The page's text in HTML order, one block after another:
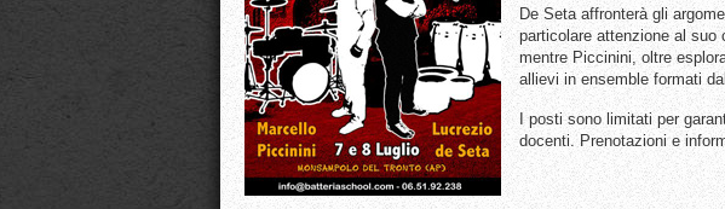
De Seta affronterà gli
particolare attenzione al suo
mentre Piccinini, oltre
allievi in ensemble formati
I posti sono limitati per
docenti. Prenotazioni e